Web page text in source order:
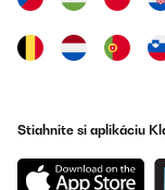
Unten
Absolut
ohne einer
ANTWORT
Stiahnite si aplikáciu